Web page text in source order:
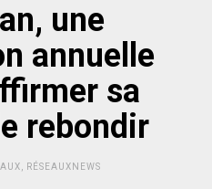
une
annuelle
sa
rebondir
RÉSEAUXNEWS